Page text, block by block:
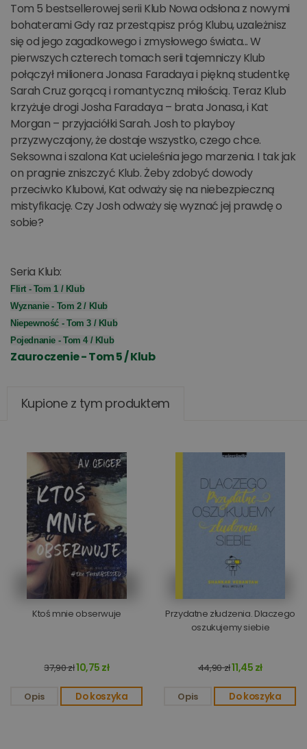
Tom 5 bestsellerowej serii Klub Nowa odsłona z nowymi
bohaterami Gdy raz przestąpisz próg Klubu, uzależnisz
się od jego zagadkowego i zmysłowego świata... W
pierwszych czterech tomach serii tajemniczy Klub
połączył milionera Jonasa Faradaya i piękną studentkę
Sarah Cruz gorącą i romantyczną miłością. Teraz Klub
krzyżuje drogi Josha Faradaya – brata Jonasa, i Kat
Morgan – przyjaciółki Sarah. Josh to playboy
przyzwyczajony, że dostaje wszystko, czego chce.
Seksowna i szalona Kat ucieleśnia jego marzenia. I tak jak
on pragnie zniszczyć Klub. Żeby zdobyć dowody
przeciwko Klubowi, Kat odważy się na niebezpieczną
mistyfikację. Czy Josh odważy się wyznać jej prawdę o
sobie?
Seria Klub:
Flirt - Tom 1 / Klub
Wyznanie - Tom 2 / Klub
Niepewność - Tom 3 / Klub
Pojednanie - Tom 4 / Klub
Zauroczenie - Tom 5 / Klub
Kupione z tym produktem
Ktoś mnie obserwuje
37,90 zł10,75 zł
Opis Do koszyka
Przydatne złudzenia. Dlaczego
oszukujemy siebie
44,90 zł11,45 zł
Opis Do koszyka